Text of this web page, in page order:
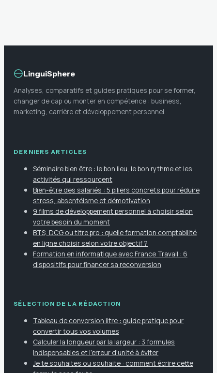
LinguiSphere
Analyses, comparatifs et guides pratiques pour se former,
changer de cap ou monter en compétence : business,
marketing, carrière et développement personnel.
DERNIERS ARTICLES
Séminaire bien être : le bon lieu, le bon rythme et les
activités qui ressourcent
Bien-être des salariés : 5 piliers concrets pour réduire
stress, absentéisme et démotivation
9 films de développement personnel à choisir selon
votre besoin du moment
BTS, DCG ou titre pro : quelle formation comptabilité
en ligne choisir selon votre objectif ?
Formation en informatique avec France Travail : 6
dispositifs pour financer sa reconversion
SÉLECTION DE LA RÉDACTION
Tableau de conversion litre : guide pratique pour
convertir tous vos volumes
Calculer la longueur par la largeur : 3 formules
indispensables et l'erreur d'unité à éviter
Je te souhaites ou souhaite : comment écrire cette